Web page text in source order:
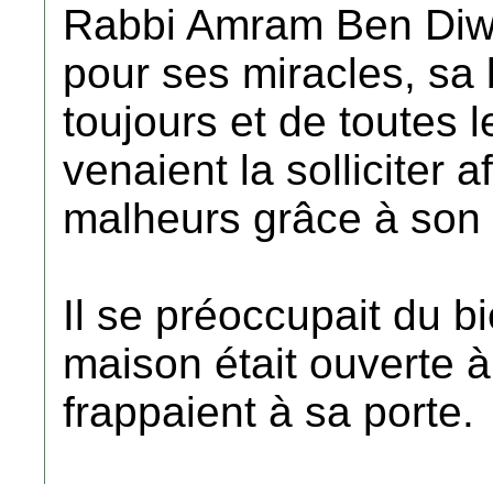
Rabbi Amram Ben
pour ses miracles,
toujours et de toutes
venaient la solliciter
malheurs grâce à son
Il se préoccupait du
maison était ouverte
frappaient à sa porte.